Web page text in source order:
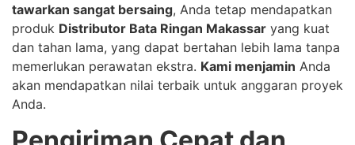
tawarkan sangat bersaing, Anda tetap mendapatkan
produk Distributor Bata Ringan Makassar yang kuat
dan tahan lama, yang dapat bertahan lebih lama tanpa
memerlukan perawatan ekstra. Kami menjamin Anda
akan mendapatkan nilai terbaik untuk anggaran proyek
Anda.